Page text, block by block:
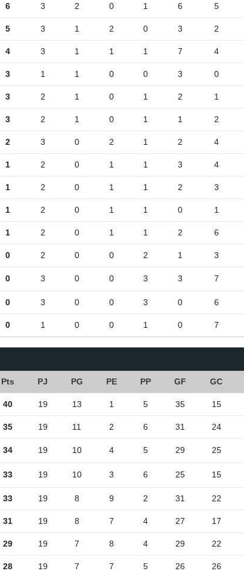
6 3 2 0 1 6 5
5 3 1 2 0 3 2
4 3 1 1 1 7 4
3 1 1 0 0 3 0
3 2 1 0 1 2 1
3 2 1 0 1 1 2
2 3 0 2 1 2 4
1 2 0 1 1 3 4
1 2 0 1 1 2 3
1 2 0 1 1 0 1
1 2 0 1 1 2 6
0 2 0 0 2 1 3
0 3 0 0 3 3 7
0 3 0 0 3 0 6
0 1 0 0 1 0 7
Pts PJ PG PE PP GF GC
40 19 13 1 5 35 15
35 19 11 2 6 31 24
34 19 10 4 5 29 25
33 19 10 3 6 25 15
33 19 8 9 2 31 22
31 19 8 7 4 27 17
29 19 7 8 4 29 22
28 19 7 7 5 26 26